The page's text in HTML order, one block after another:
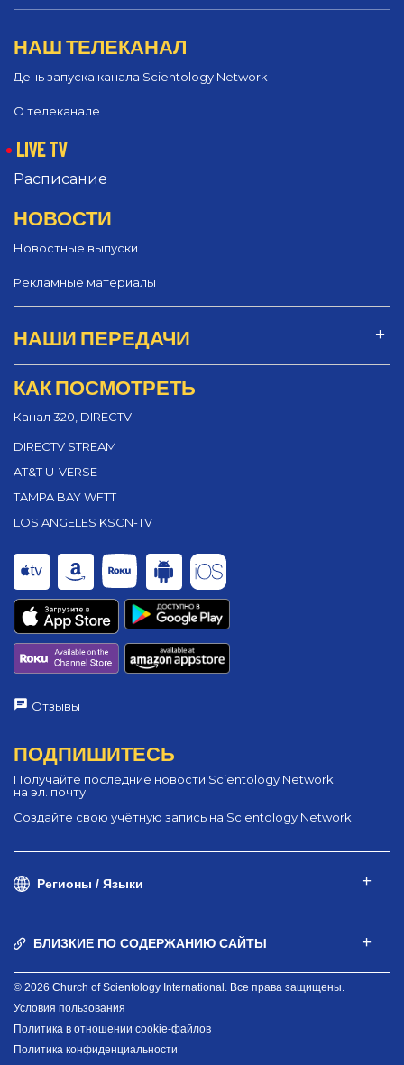
НАШ ТЕЛЕКАНАЛ
День запуска канала Scientology Network
О телеканале
LIVE TV
Расписание
НОВОСТИ
Новостные выпуски
Рекламные материалы
НАШИ ПЕРЕДАЧИ
КАК ПОСМОТРЕТЬ
Канал 320, DIRECTV
DIRECTV STREAM
AT&T U-VERSE
TAMPA BAY WFTT
LOS ANGELES KSCN-TV
Отзывы
ПОДПИШИТЕСЬ
Получайте последние новости Scientology Network
на эл. почту
Создайте свою учётную запись на Scientology Network
Регионы / Языки
БЛИЗКИЕ ПО СОДЕРЖАНИЮ САЙТЫ
© 2026 Church of Scientology International. Все права защищены.
Условия пользования
Политика в отношении cookie-файлов
Политика конфиденциальности